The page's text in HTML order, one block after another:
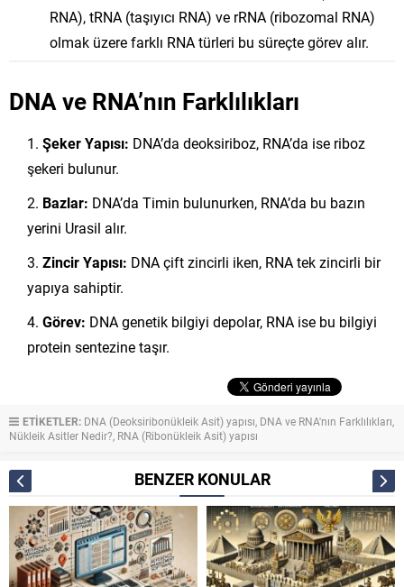
RNA), tRNA (taşıyıcı RNA) ve rRNA (ribozomal RNA)
olmak üzere farklı RNA türleri bu süreçte görev alır.
DNA ve RNA’nın Farklılıkları
Şeker Yapısı: DNA’da deoksiriboz, RNA’da ise riboz
şekeri bulunur.
Bazlar: DNA’da Timin bulunurken, RNA’da bu bazın
yerini Urasil alır.
Zincir Yapısı: DNA çift zincirli iken, RNA tek zincirli bir
yapıya sahiptir.
Görev: DNA genetik bilgiyi depolar, RNA ise bu bilgiyi
protein sentezine taşır.
ETİKETLER: DNA (Deoksiribonükleik Asit) yapısı, DNA ve RNA'nın Farklılıkları,
Nükleik Asitler Nedir?, RNA (Ribonükleik Asit) yapısı
BENZER KONULAR